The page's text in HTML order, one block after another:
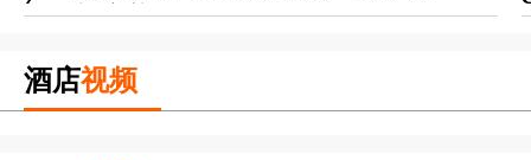
队两小时起
酒店视频